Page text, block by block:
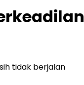
tidak berjalan